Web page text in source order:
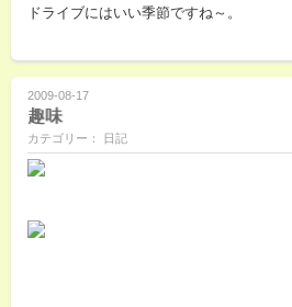
ドライブにはいい季節ですね～。
2009-08-17
趣味
カテゴリー： 日記